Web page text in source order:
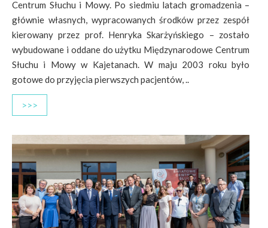
Centrum Słuchu i Mowy. Po siedmiu latach gromadzenia –
głównie własnych, wypracowanych środków przez zespół
kierowany przez prof. Henryka Skarżyńskiego – zostało
wybudowane i oddane do użytku Międzynarodowe Centrum
Słuchu i Mowy w Kajetanach. W maju 2003 roku było
gotowe do przyjęcia pierwszych pacjentów, ..
>>>